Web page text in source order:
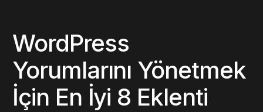
WordPress
Yorumlarını Yönetmek
İçin En İyi 8 Eklenti